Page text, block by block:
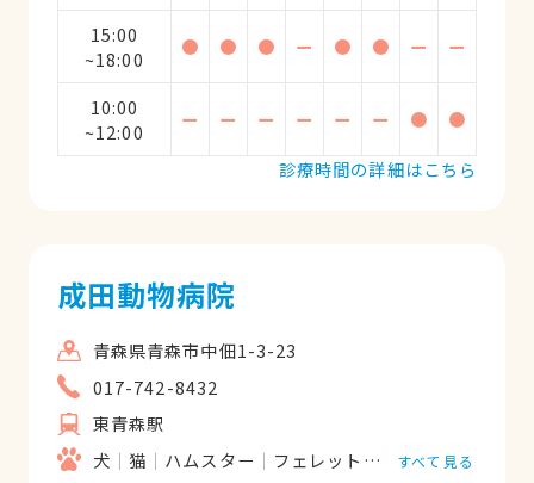
15:00
~18:00
● ● ● ー ● ● ー ー
10:00
~12:00
ー ー ー ー ー ー ●
●
診療時間の詳細はこちら
成田動物病院
青森県青森市中佃1-3-23
017-742-8432
東青森駅
犬
猫 ハムスター フェレット うさぎ 鳥類
すべて見る